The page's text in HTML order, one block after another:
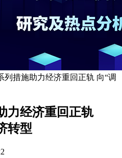
列措施助力经济重回正轨 向“调
力经济重回正轨
转型